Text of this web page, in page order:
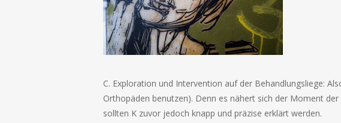
C. Exploration und Intervention auf der Behandlungsliege:
Orthopäden benutzen). Denn es nähert sich der Moment
sollten K zuvor jedoch knapp und präzise erklärt werden.